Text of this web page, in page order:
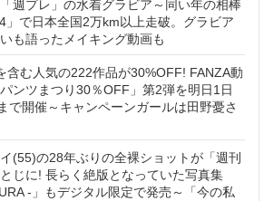
週プレ」の水着グラビア～同い年の相棒
」で日本全国2万km以上走破。グラビア
も語ったメイキング動画も
含む人気の222作品が30%OFF! FANZA動
ンツまつり30％OFF」第2弾を明日1日
で開催～キャンペーンガールは田野憂さ
(55)の28年ぶりの全裸ショットが「週刊
じに! 長らく絶版となっていた写真集
-」もデジタル限定で発売～「今の私